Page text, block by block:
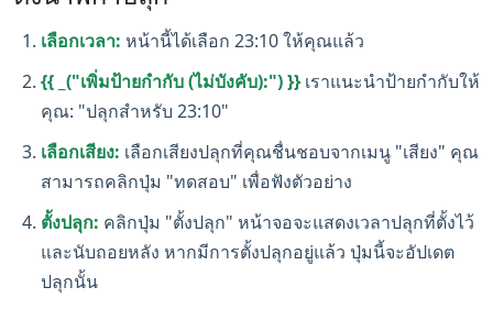
เลือกเวลา: หน้านี้ได้เลือก 23:10 ให้คุณแล้ว
{{ _("เพิ่มป้ายกำกับ (ไม่บังคับ):") }} เราแนะนำป้ายกำกับให้
คุณ: "ปลุกสำหรับ 23:10"
เลือกเสียง: เลือกเสียงปลุกที่คุณชื่นชอบจากเมนู "เสียง" คุณ
สามารถคลิกปุ่ม "ทดสอบ" เพื่อฟังตัวอย่าง
ตั้งปลุก: คลิกปุ่ม "ตั้งปลุก" หน้าจอจะแสดงเวลาปลุกที่ตั้งไว้
และนับถอยหลัง หากมีการตั้งปลุกอยู่แล้ว ปุ่มนี้จะอัปเดต
ปลุกนั้น